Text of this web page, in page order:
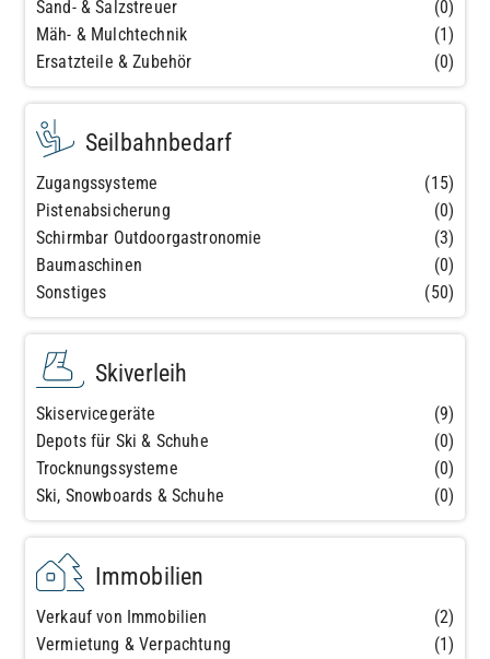
Sand- & Salzstreuer
(0)
Mäh- & Mulchtechnik
(1)
Ersatzteile & Zubehör
(0)
Seilbahnbedarf
Zugangssysteme
(15)
Pistenabsicherung
(0)
Schirmbar Outdoorgastronomie
(3)
Baumaschinen
(0)
Sonstiges
(50)
Skiverleih
Skiservicegeräte
(9)
Depots für Ski & Schuhe
(0)
Trocknungssysteme
(0)
Ski, Snowboards & Schuhe
(0)
Immobilien
Verkauf von Immobilien
(2)
Vermietung & Verpachtung
(1)